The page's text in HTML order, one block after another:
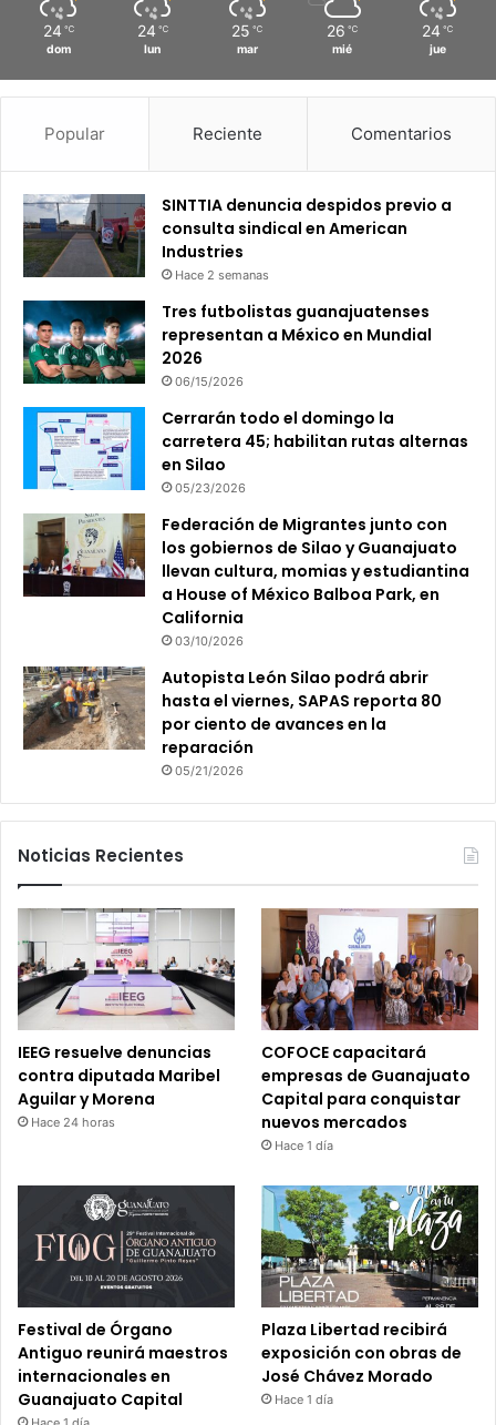
24 ℃
dom
24 ℃
lun
25 ℃
mar
26 ℃
mié
24 ℃
jue
Popular Reciente Comentarios
SINTTIA denuncia despidos previo a
consulta sindical en American
Industries
Hace 2 semanas
Tres futbolistas guanajuatenses
representan a México en Mundial
2026
06/15/2026
Cerrarán todo el domingo la
carretera 45; habilitan rutas alternas
en Silao
05/23/2026
Federación de Migrantes junto con
los gobiernos de Silao y Guanajuato
llevan cultura, momias y estudiantina
a House of México Balboa Park, en
California
03/10/2026
Autopista León Silao podrá abrir
hasta el viernes, SAPAS reporta 80
por ciento de avances en la
reparación
05/21/2026
Noticias Recientes
IEEG resuelve denuncias
contra diputada Maribel
Aguilar y Morena
Hace 24 horas
COFOCE capacitará
empresas de Guanajuato
Capital para conquistar
nuevos mercados
Hace 1 día
Festival de Órgano
Antiguo reunirá maestros
internacionales en
Guanajuato Capital
Plaza Libertad recibirá
exposición con obras de
José Chávez Morado
Hace 1 día